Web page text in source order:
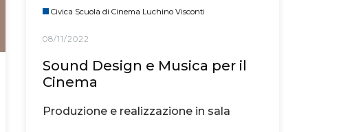
Civica Scuola di Cinema Luchino Visconti
08/11/2022
Sound Design e Musica per il
Cinema
Produzione e realizzazione in sala